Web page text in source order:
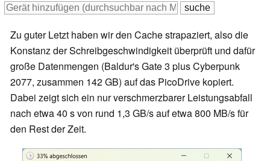
Zu guter Letzt haben wir den Cache strapaziert, also die
Konstanz der Schreibgeschwindigkeit überprüft und dafür
große Datenmengen (Baldur's Gate 3 plus Cyberpunk
2077, zusammen 142 GB) auf das PicoDrive kopiert.
Dabei zeigt sich ein nur verschmerzbarer Leistungsabfall
nach etwa 40 s von rund 1,3 GB/s auf etwa 800 MB/s für
den Rest der Zeit.